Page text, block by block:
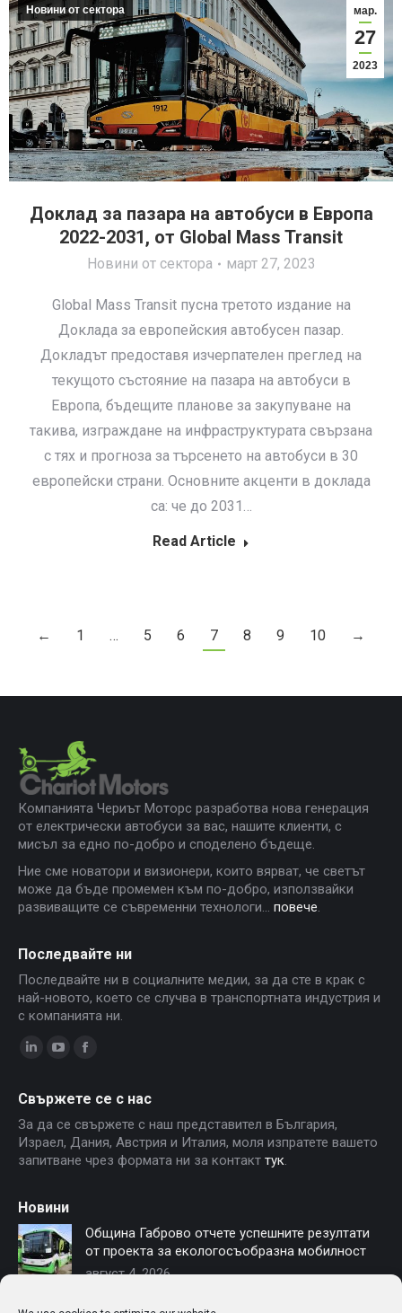
Доклад за пазара на автобуси в Европа
2022-2031, от Global Mass Transit
Новини от сектора март 27, 2023
мар.
27
2023
Новини от сектора
Global Mass Transit пусна третото издание на
Доклада за европейския автобусен пазар.
Докладът предоставя изчерпателен преглед на
текущото състояние на пазара на автобуси в
Европа, бъдещите планове за закупуване на
такива, изграждане на инфраструктурата свързана
с тях и прогноза за търсенето на автобуси в 30
европейски страни. Основните акценти в доклада
са: че до 2031…
Read Article
← 1 … 5 6 7 8 9 10 →
Компанията Чериът Моторс разработва нова генерация
от електрически автобуси за вас, нашите клиенти, с
мисъл за едно по-добро и споделено бъдеще.
Ние сме новатори и визионери, които вярват, че светът
може да бъде промемен към по-добро, използвайки
развиващите се съвременни технологи... повече.
Последвайте ни
Последвайте ни в социалните медии, за да сте в крак с
най-новото, което се случва в транспортната индустрия и
с компанията ни.
opens
in
new
opens
in
new
opens
in
new
Свържете се с нас
За да се свържете с наш представител в България,
Израел, Дания, Австрия и Италия, моля изпратете вашето
запитване чрез формата ни за контакт тук.
Новини
Община Габрово отчете успешните резултати
от проекта за екологосъобразна мобилност
август 4, 2026
София осигурява финансиране за нови